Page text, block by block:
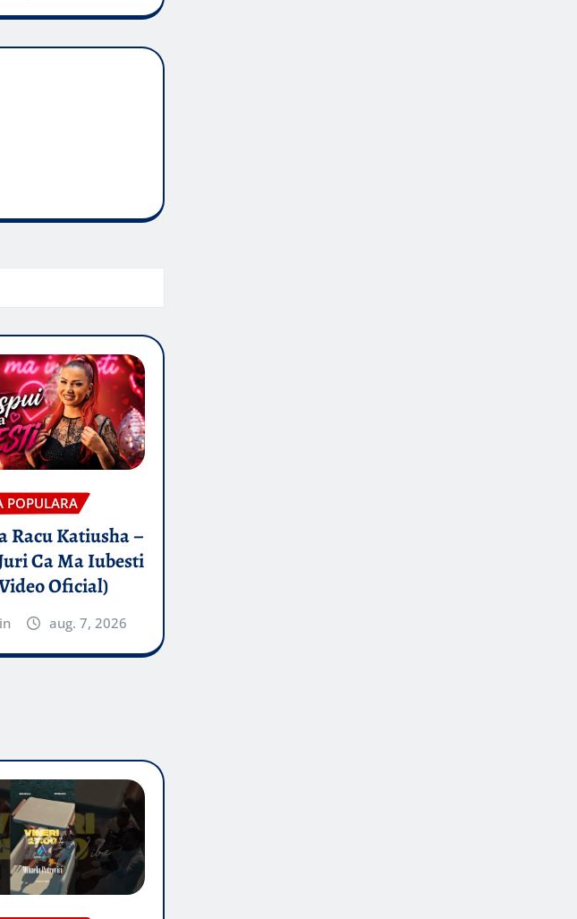
POPULARA
Racu Katiusha –
Ca Ma Iubesti
Oficial)
aug. 7, 2026